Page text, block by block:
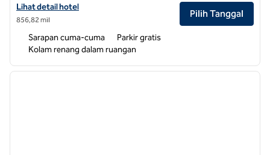
Lihat detail hotel untuk Hampton Inn by Hilton Fort Saskatchewan
Lihat detail hotel
856,82 mil
Pilih Tanggal
Sarapan cuma-cuma
Parkir gratis
Kolam renang dalam ruangan
1 dari 12